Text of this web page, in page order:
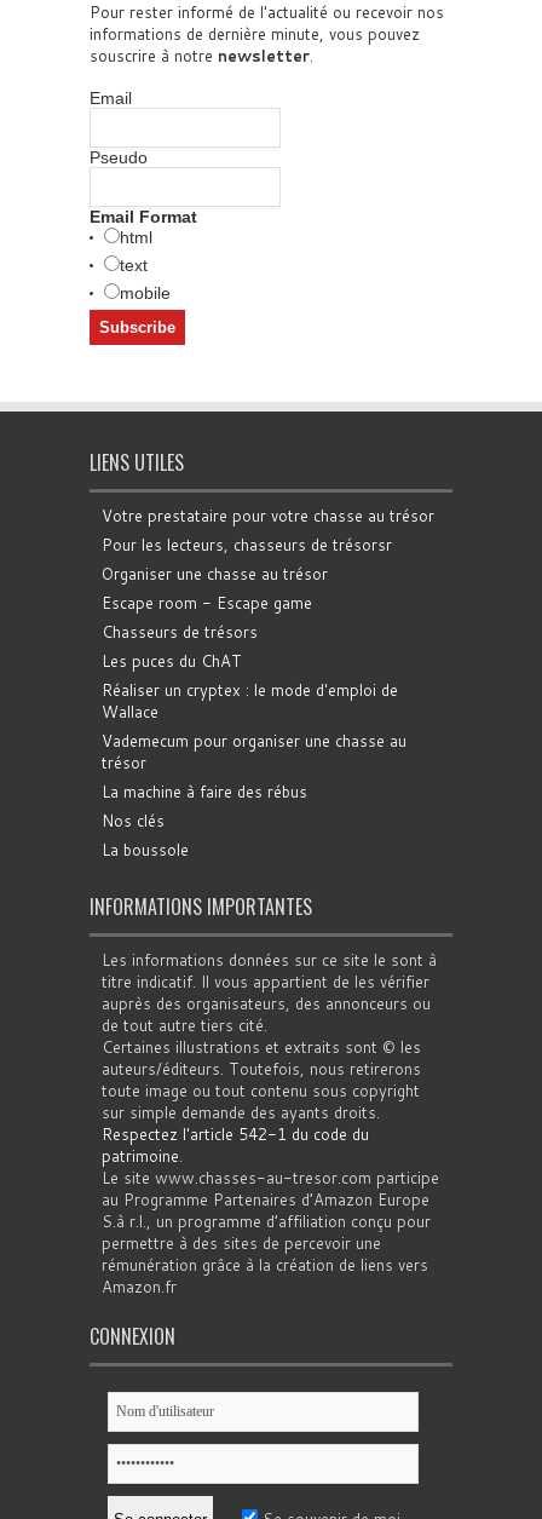
Pour rester informé de l'actualité ou recevoir nos
informations de dernière minute, vous pouvez
souscrire à notre newsletter.
Email
Pseudo
Email Format
html
text
mobile
LIENS UTILES
Votre prestataire pour votre chasse au trésor
Pour les lecteurs, chasseurs de trésorsr
Organiser une chasse au trésor
Escape room - Escape game
Chasseurs de trésors
Les puces du ChAT
Réaliser un cryptex : le mode d'emploi de
Wallace
Vademecum pour organiser une chasse au
trésor
La machine à faire des rébus
Nos clés
La boussole
INFORMATIONS IMPORTANTES
Les informations données sur ce site le sont à
titre indicatif. Il vous appartient de les vérifier
auprès des organisateurs, des annonceurs ou
de tout autre tiers cité.
Certaines illustrations et extraits sont © les
auteurs/éditeurs. Toutefois, nous retirerons
toute image ou tout contenu sous copyright
sur simple demande des ayants droits.
Respectez l'article 542-1 du code du
patrimoine.
Le site www.chasses-au-tresor.com participe
au Programme Partenaires d’Amazon Europe
S.à r.l., un programme d’affiliation conçu pour
permettre à des sites de percevoir une
rémunération grâce à la création de liens vers
Amazon.fr
CONNEXION